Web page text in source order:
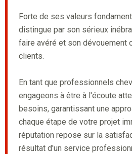
Forte de ses valeurs
distingue par son sérieux
faire avéré et son dévouement
clients.
En tant que professionnels
engageons à être à l'écoute
besoins, garantissant une
chaque étape de votre projet
réputation repose sur la
résultat d'un service